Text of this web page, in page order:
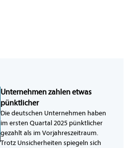
Unternehmen zahlen etwas
pünktlicher
Die deutschen Unternehmen haben
im ersten Quartal 2025 pünktlicher
gezahlt als im Vorjahreszeitraum.
Trotz Unsicherheiten spiegeln sich